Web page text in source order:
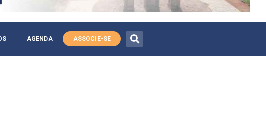
AGENDA ASSOCIE-SE